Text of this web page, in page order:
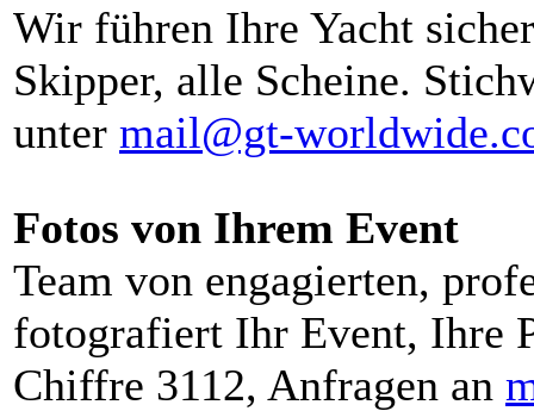
Wir führen Ihre Yacht
Skipper, alle Scheine.
unter mail@gt-
Fotos von Ihrem Event
Team von engagierten,
fotografiert Ihr Event, Ihre
Chiffre 3112, Anfragen an